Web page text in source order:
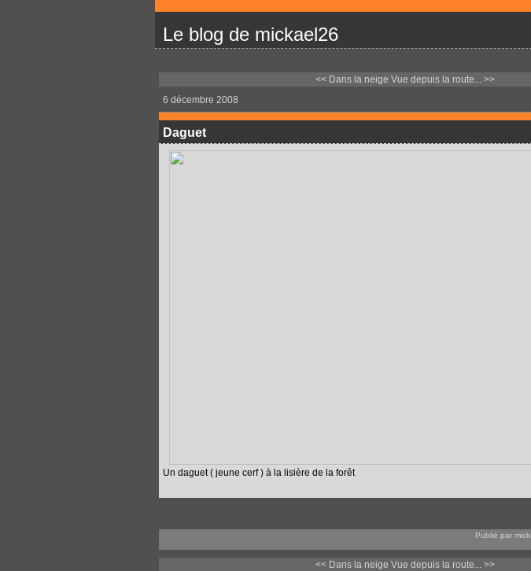
Le blog de mickael26
<< Dans la neige Vue depuis la route... >>
6 décembre 2008
Daguet
Un daguet ( jeune cerf ) à la lisière de la forêt
Publié par
<< Dans la neige Vue depuis la route... >>